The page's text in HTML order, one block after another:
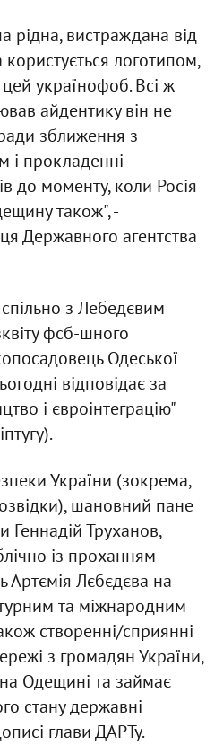
рідна, вистраждана від
логотипом,
українофоб. Всі ж
айдентику він не
зближення з
і прокладенні
до моменту, коли Росія
також", -
Державного агентства
з Лебедєвим
фсб-шного
Одеської
відповідає за
і євроінтеграцію"
України (зокрема,
шановний пане
Геннадій Труханов,
із проханням
Артємія Лєбєдєва на
та міжнародним
створенні/сприянні
з громадян України,
Одещині та займає
стану державні
глави ДАРТу.